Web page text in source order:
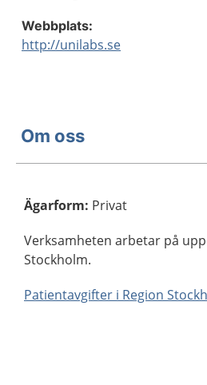
Webbplats:
http://unilabs.se
Om oss
Ägarform: Privat
Verksamheten arbetar på
Stockholm.
Patientavgifter i Region